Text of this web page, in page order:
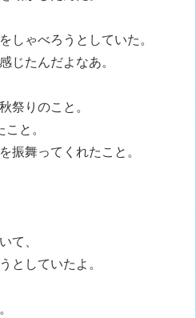
しゃべろうとしていた。
じたんだよなあ。
祭りのこと。
と。
振舞ってくれたこと。
て、
としていたよ。